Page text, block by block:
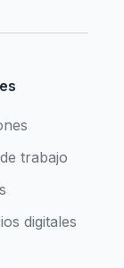
trabajo
digitales